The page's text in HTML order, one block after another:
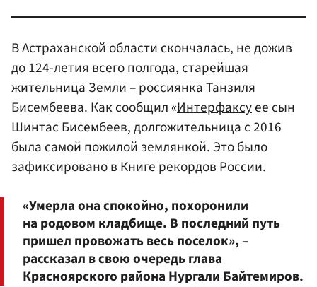
В Астраханской области скончалась, не дожив
до 124-летия всего полгода, старейшая
жительница Земли – россиянка Танзиля
Бисембеева. Как сообщил «Интерфаксуее сын
Шинтас Бисембеев, долгожительница с 2016
была самой пожилой землянкой. Это было
зафиксировано в Книге рекордов России.
«Умерла она спокойно, похоронили
на родовом кладбище. В последний путь
пришел провожать весь поселок», –
рассказал в свою очередь глава
Красноярского района Нургали Байтемиров.